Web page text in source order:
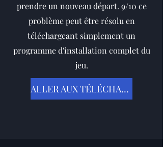
prendre un nouveau départ. 9/10 ce
problème peut être résolu en
téléchargeant simplement un
programme d'installation complet du
jeu.
ALLER AUX TÉLÉCHARGEMENTS